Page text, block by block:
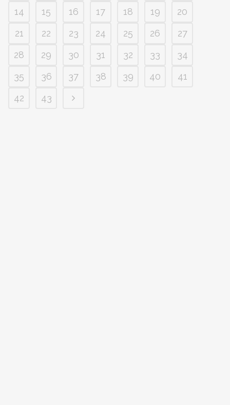
14
15 16 17 18 19
20
21
22 23 24 25 26
27
28
29 30 31 32 33
34
35
36 37 38 39 40
41
42
43